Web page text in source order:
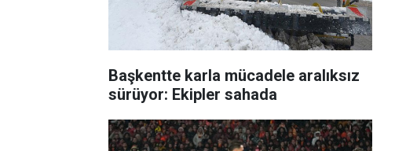
Başkentte karla mücadele aralıksız
sürüyor: Ekipler sahada